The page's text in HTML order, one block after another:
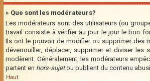
» Que sont les modérateurs?
Les modérateurs sont des utilisateurs (ou
travail consiste à vérifier au jour le jour le bon
Ils ont le pouvoir de modifier ou supprimer des
déverrouiller, déplacer, supprimer et diviser les
modèrent. Généralement, les modérateurs
partent en hors-sujetou publient du contenu
Haut